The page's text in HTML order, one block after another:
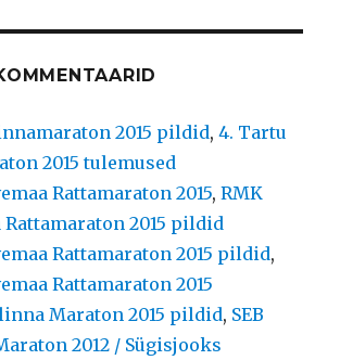
2015 pildid,4. Tartu
2015 tulemused
Rattamaraton 2015,RMK
Rattamaraton 2015 pildid
Rattamaraton 2015 pildid,
Rattamaraton 2015
Maraton 2015 pildid, SEB
2012 / Sügisjooks